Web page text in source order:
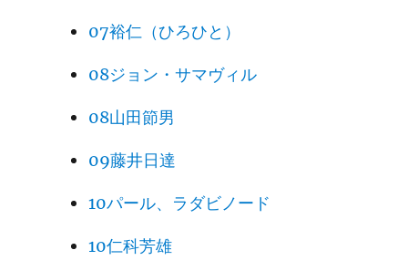
07裕仁（ひろひと）
08ジョン・サマヴィル
08山田節男
09藤井日達
10パール、ラダビノード
10仁科芳雄